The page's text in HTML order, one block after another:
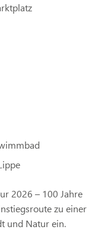
2026 – 100 Jahre
zu einer
und Natur ein.